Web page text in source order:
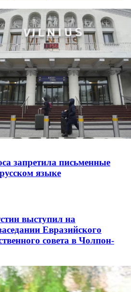
запретила письменные
языке
выступил на
Евразийского
совета в Чолпон-